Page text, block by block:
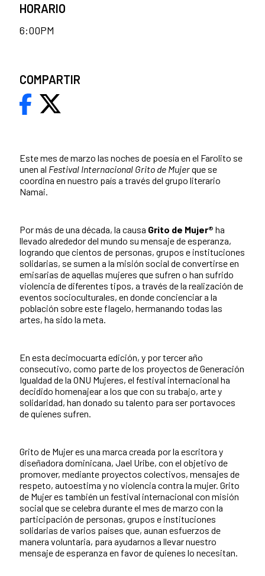
Este mes de marzo las noches de poesía en el Farolito se
unen al Festival Internacional Grito de Mujerque se
coordina en nuestro país a través del grupo literario
Namai.
Por más de una década, la causa Grito de Mujer® ha
llevado alrededor del mundo su mensaje de esperanza,
logrando que cientos de personas, grupos e instituciones
solidarias, se sumen a la misión social de convertirse en
emisarias de aquellas mujeres que sufren o han sufrido
violencia de diferentes tipos, a través de la realización de
eventos socioculturales, en donde concienciar a la
población sobre este flagelo, hermanando todas las
artes, ha sido la meta.
En esta decimocuarta edición, y por tercer año
consecutivo, como parte de los proyectos de Generación
Igualdad de la ONU Mujeres, el festival internacional ha
decidido homenajear a los que con su trabajo, arte y
solidaridad, han donado su talento para ser portavoces
de quienes sufren.
Grito de Mujer es una marca creada por la escritora y
diseñadora dominicana, Jael Uribe, con el objetivo de
promover, mediante proyectos colectivos, mensajes de
respeto, autoestima y no violencia contra la mujer. Grito
de Mujer es también un festival internacional con misión
social que se celebra durante el mes de marzo con la
participación de personas, grupos e instituciones
solidarias de varios países que, aunan esfuerzos de
manera voluntaria, para ayudarnos a llevar nuestro
mensaje de esperanza en favor de quienes lo necesitan.
HORARIO
6:00PM
COMPARTIR